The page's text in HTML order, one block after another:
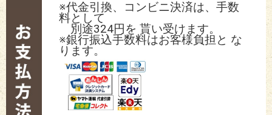
※代金引換、コンビニ決済は、手数
料として
別途324円を 貰い受けます。
※銀行振込手数料はお客様負担と な
ります。